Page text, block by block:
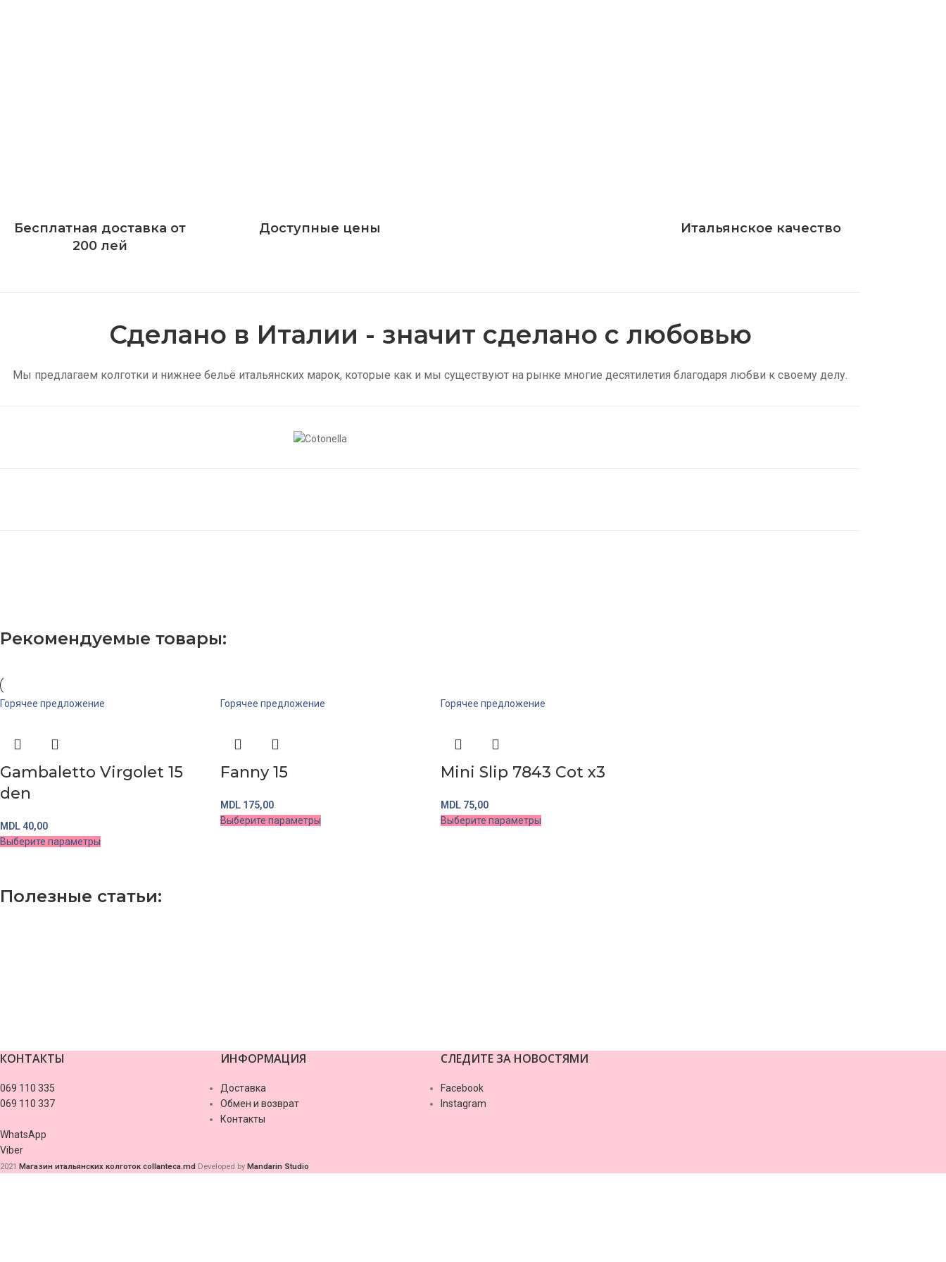
Бесплатная доставка от
200 лей
Доступные цены Итальянское качество
Сделано в Италии - значит сделано с любовью
Мы предлагаем колготки и нижнее бельё итальянских марок, которые как и мы существуют на рынке многие десятилетия благодаря любви к своему делу.
Рекомендуемые товары:
Горячее предложение
Gambaletto Virgolet 15
den
MDL 40,00
Выберите параметры
Горячее предложение
Fanny 15
MDL 175,00
Выберите параметры
Горячее предложение
Mini Slip 7843 Cot x3
MDL 75,00
Выберите параметры
Полезные статьи:
valor casino
КОНТАКТЫ
069 110 335
069 110 337
WhatsApp
Viber
ИНФОРМАЦИЯ
Доставка
Обмен и возврат
Контакты
СЛЕДИТЕ ЗА НОВОСТЯМИ
Facebook
Instagram
2021 Магазин итальянских колготок collanteca.md Developed by Mandarin Studio